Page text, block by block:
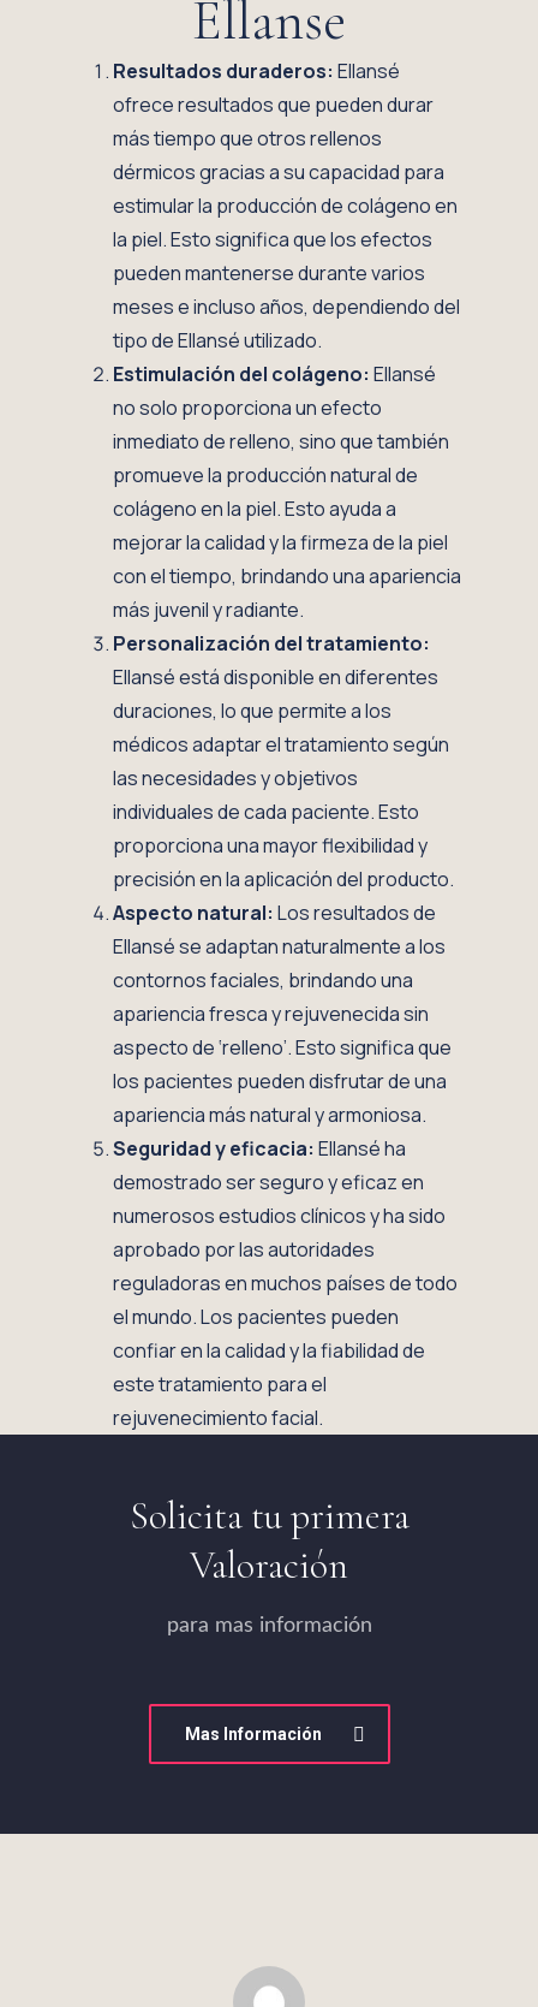
Ellanse
Resultados duraderos: Ellansé
ofrece resultados que pueden durar
más tiempo que otros rellenos
dérmicos gracias a su capacidad para
estimular la producción de colágeno en
la piel. Esto significa que los efectos
pueden mantenerse durante varios
meses e incluso años, dependiendo del
tipo de Ellansé utilizado.
Estimulación del colágeno: Ellansé
no solo proporciona un efecto
inmediato de relleno, sino que también
promueve la producción natural de
colágeno en la piel. Esto ayuda a
mejorar la calidad y la firmeza de la piel
con el tiempo, brindando una apariencia
más juvenil y radiante.
Personalización del tratamiento:
Ellansé está disponible en diferentes
duraciones, lo que permite a los
médicos adaptar el tratamiento según
las necesidades y objetivos
individuales de cada paciente. Esto
proporciona una mayor flexibilidad y
precisión en la aplicación del producto.
Aspecto natural: Los resultados de
Ellansé se adaptan naturalmente a los
contornos faciales, brindando una
apariencia fresca y rejuvenecida sin
aspecto de ‘relleno’. Esto significa que
los pacientes pueden disfrutar de una
apariencia más natural y armoniosa.
Seguridad y eficacia: Ellansé ha
demostrado ser seguro y eficaz en
numerosos estudios clínicos y ha sido
aprobado por las autoridades
reguladoras en muchos países de todo
el mundo. Los pacientes pueden
confiar en la calidad y la fiabilidad de
este tratamiento para el
rejuvenecimiento facial.
Solicita tu primera
Valoración
para mas información
Mas Información